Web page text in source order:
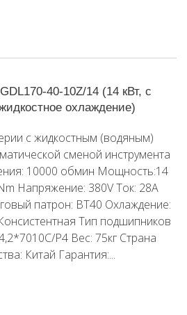
40-10Z/14 (14 кВт, с
охлаждение)
с жидкостным (водяным)
сменой инструмента
10000 обмин Мощность:14
Напряжение: 380V Ток: 28A
патрон: BT40 Охлаждение:
Тип подшипников
P4 Вес: 75кг Страна
Китай Гарантия:...